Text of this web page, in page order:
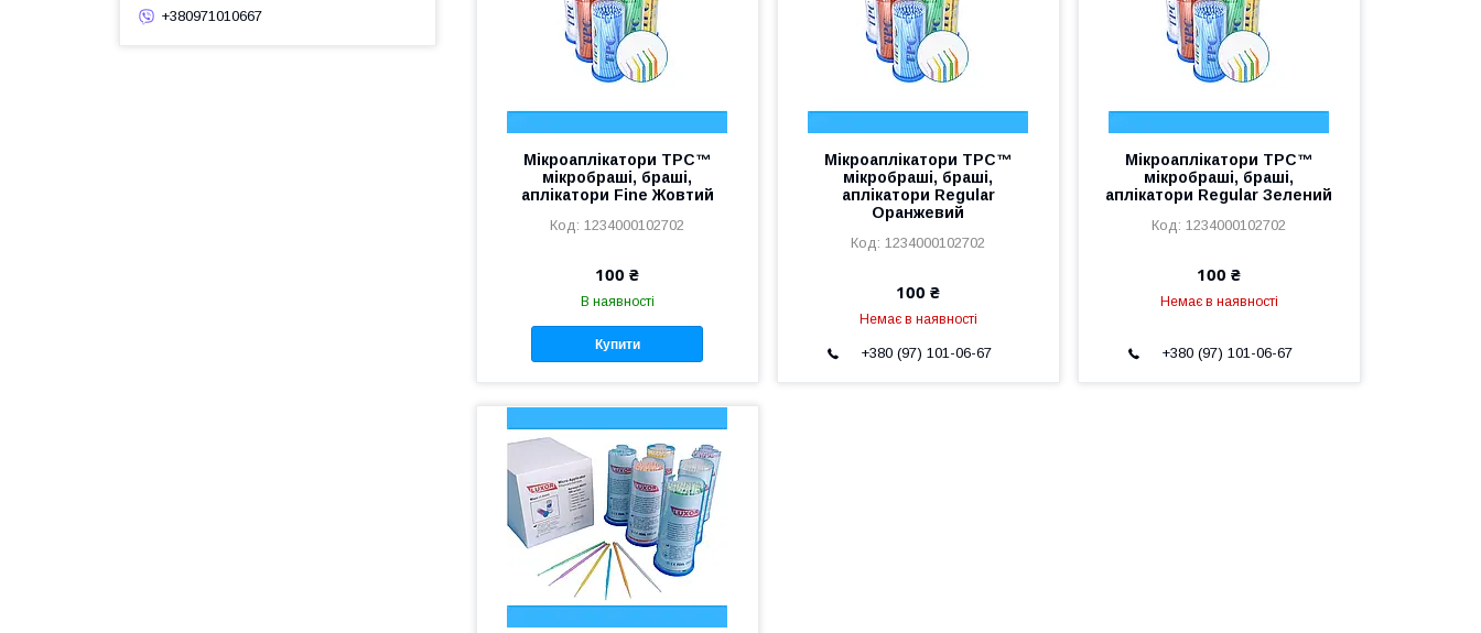
Мікроаплікатори TPC™
мікробраші, браші,
аплікатори Fine Жовтий
1234000102702
100 ₴
В наявності
Купити
Мікроаплікатори TPC™
мікробраші, браші,
аплікатори Regular
Оранжевий
1234000102702
100 ₴
Немає в наявності
+380 (97) 101-06-67
Мікроаплікатори TPC™
мікробраші, браші,
аплікатори Regular Зелений
1234000102702
100 ₴
Немає в наявності
+380 (97) 101-06-67
+380971010667